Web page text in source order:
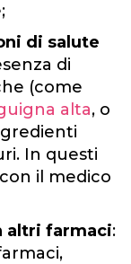
di salute
di
(come
alta, o
In questi
il medico
altri farmaci: